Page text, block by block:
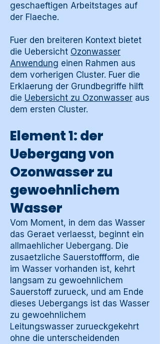
geschaeftigen Arbeitstages auf
der Flaeche.
Fuer den breiteren Kontext bietet
die Uebersicht Ozonwasser
Anwendung einen Rahmen aus
dem vorherigen Cluster. Fuer die
Erklaerung der Grundbegriffe hilft
die Uebersicht zu Ozonwasser aus
dem ersten Cluster.
Element 1: der
Uebergang von
Ozonwasser zu
gewoehnlichem
Wasser
Vom Moment, in dem das Wasser
das Geraet verlaesst, beginnt ein
allmaehlicher Uebergang. Die
zusaetzliche Sauerstoffform, die
im Wasser vorhanden ist, kehrt
langsam zu gewoehnlichem
Sauerstoff zurueck, und am Ende
dieses Uebergangs ist das Wasser
zu gewoehnlichem
Leitungswasser zurueckgekehrt
ohne die unterscheidenden